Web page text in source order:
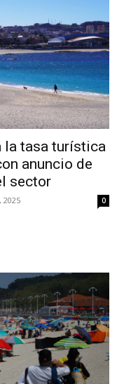
la tasa turística
anuncio de
sector
0